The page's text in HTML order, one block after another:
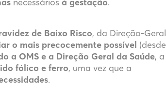
de Baixo Risco, da Direção-Geral
o mais precocemente possível (desde
a OMS e a Direção Geral da Saúde, a
fólico e ferro, uma vez que a
.